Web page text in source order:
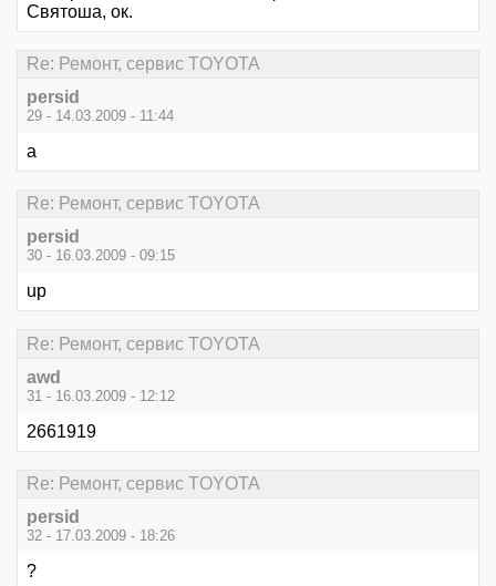
Святоша, ок.
Re: Ремонт, сервис TOYOTA
persid
29 - 14.03.2009 - 11:44
а
Re: Ремонт, сервис TOYOTA
persid
30 - 16.03.2009 - 09:15
up
Re: Ремонт, сервис TOYOTA
awd
31 - 16.03.2009 - 12:12
2661919
Re: Ремонт, сервис TOYOTA
persid
32 - 17.03.2009 - 18:26
?